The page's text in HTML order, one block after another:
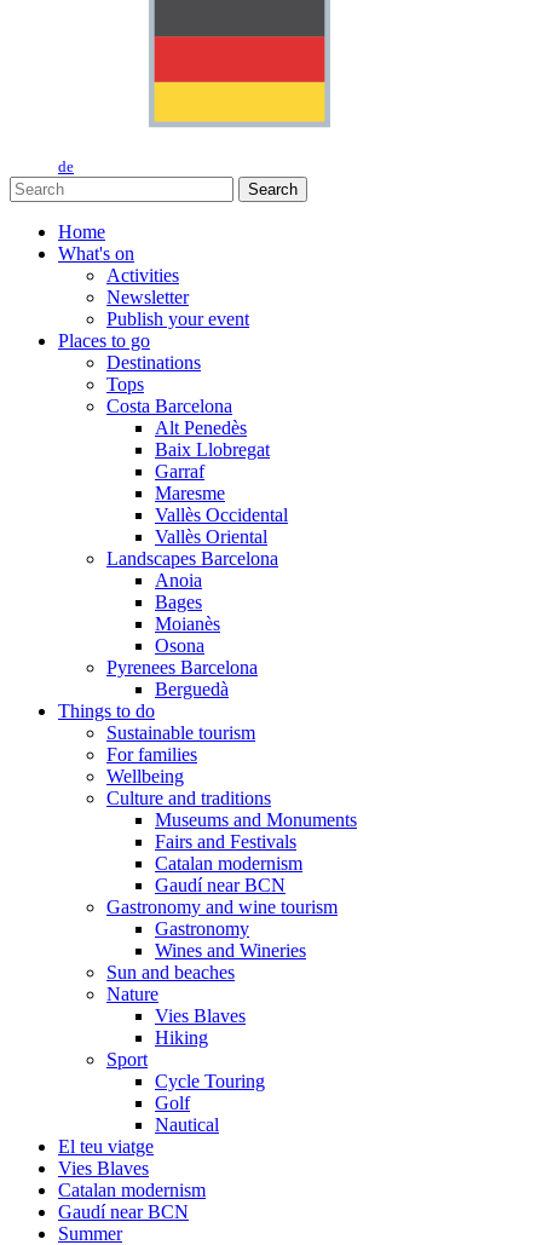
de
Search
Home
What's on
Activities
Newsletter
Publish your event
Places to go
Destinations
Tops
Costa Barcelona
Alt Penedès
Baix Llobregat
Garraf
Maresme
Vallès Occidental
Vallès Oriental
Landscapes Barcelona
Anoia
Bages
Moianès
Osona
Pyrenees Barcelona
Berguedà
Things to do
Sustainable tourism
For families
Wellbeing
Culture and traditions
Museums and Monuments
Fairs and Festivals
Catalan modernism
Gaudí near BCN
Gastronomy and wine tourism
Gastronomy
Wines and Wineries
Sun and beaches
Nature
Vies Blaves
Hiking
Sport
Cycle Touring
Golf
Nautical
El teu viatge
Vies Blaves
Catalan modernism
Gaudí near BCN
Summer